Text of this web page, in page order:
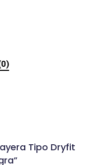
Tipo Dryfit